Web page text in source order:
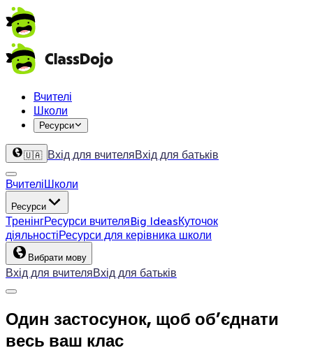
Вчителі
Школи
Ресурси
🇺🇦 Вхід для вчителяВхід для батьків
ВчителіШколи
Ресурси
ТренінгРесурси вчителяBig IdeasКуточок
діяльностіРесурси для керівника школи
Вибрати мову
Вхід для вчителяВхід для батьків
Один застосунок, щоб об’єднати
весь ваш клас